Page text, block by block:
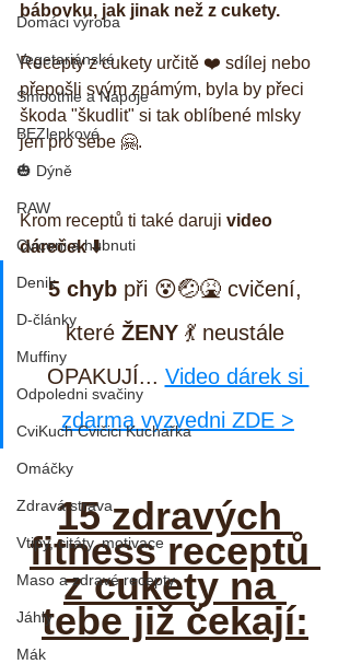
Domáci výroba
Vegetariánské
Smoothie a Nápoje
BEZlepkové
🎃 Dýně
RAW
Cviceni a hubnuti
Denik
D-články
Muffiny
Odpoledni svačiny
CviKuch Cvičici Kuchařka
Omáčky
Zdravá strava
Vtipy, citáty, motivace
Maso a zdravé recepty
Jáhly
Mák
bábovku, jak jinak než z cukety.
Recepty z cukety určitě ❤️ sdílej nebo
přepošli svým známým, byla by přeci
škoda "škudlit" si tak oblíbené mlsky
jen pro sebe 🤗.
Krom receptů ti také daruji video
dáreček ⬇️
5 chyb při 😵🤕🤮 cvičení,
které ŽENY 💃 neustále
OPAKUJÍ... Video dárek si
zdarma vyzvedni ZDE >
15 zdravých
fitness receptů
z cukety na
tebe již čekají: